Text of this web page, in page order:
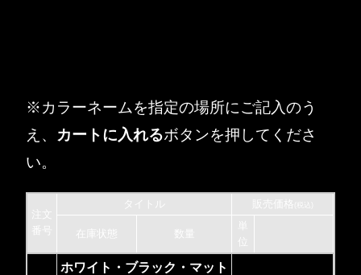
※カラーネームを指定の場所にご記入のう
え、 カートに入れるボタンを押してくださ
い。
注文
番号
タイトル 販売価格 (税込)
在庫状態 数量
ホワイト・ブラック・マット